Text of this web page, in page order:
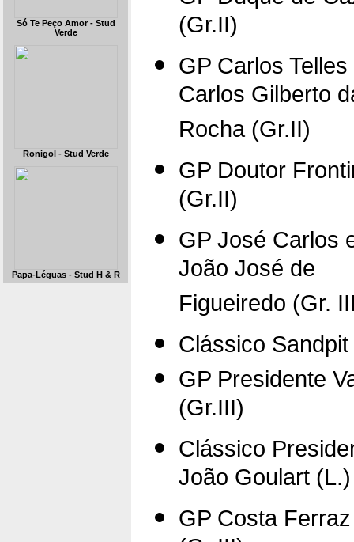
Só Te Peço Amor - Stud
Verde
Ronigol - Stud Verde
Papa-Léguas - Stud H & R
(Gr.II)
GP Carlos Telles
Carlos Gilberto
Rocha (Gr.II)
GP Doutor
(Gr.II)
GP José Carlos
João José de
Figueiredo (Gr.
Clássico
GP Presidente
(Gr.III)
Clássico
João Goulart (L.)
GP Costa Ferraz